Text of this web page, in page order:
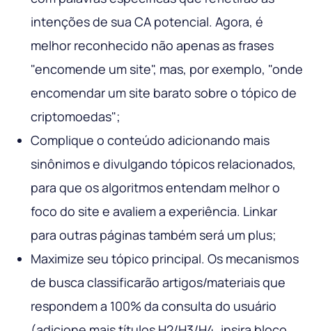
intenções de sua CA potencial. Agora, é
melhor reconhecido não apenas as frases
"encomende um site", mas, por exemplo, "onde
encomendar um site barato sobre o tópico de
criptomoedas";
Complique o conteúdo adicionando mais
sinônimos e divulgando tópicos relacionados,
para que os algoritmos entendam melhor o
foco do site e avaliem a experiência. Linkar
para outras páginas também será um plus;
Maximize seu tópico principal. Os mecanismos
de busca classificarão artigos/materiais que
respondem a 100% da consulta do usuário